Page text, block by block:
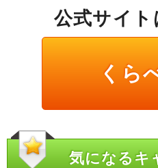
公式サイト
くら
気になるキ